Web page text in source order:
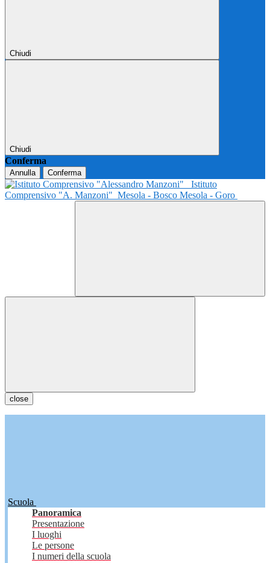
Chiudi
Chiudi
Conferma
Annulla Conferma
Istituto
Comprensivo "A. Manzoni" Mesola - Bosco Mesola - Goro
close
Scuola
Panoramica
Presentazione
I luoghi
Le persone
I numeri della scuola